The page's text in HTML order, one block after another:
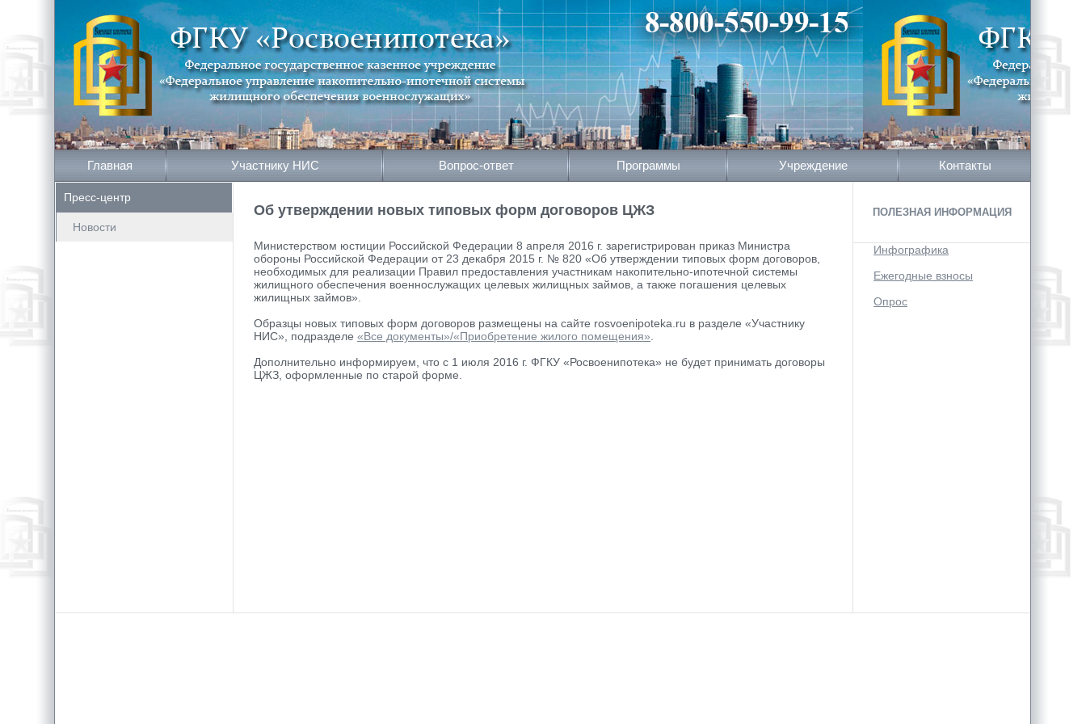
Главная Участнику НИС Вопрос-ответ Программы Учреждение Контакты
Пресс-центр
Новости
Об утверждении новых типовых форм договоров ЦЖЗ
Министерством юстиции Российской Федерации 8 апреля 2016 г. зарегистрирован приказ Министра
обороны Российской Федерации от 23 декабря 2015 г. № 820 «Об утверждении типовых форм договоров,
необходимых для реализации Правил предоставления участникам накопительно-ипотечной системы
жилищного обеспечения военнослужащих целевых жилищных займов, а также погашения целевых
жилищных займов».
Образцы новых типовых форм договоров размещены на сайте rosvoenipoteka.ru в разделе «Участнику
НИС», подразделе «Все документы»/«Приобретение жилого помещения»
Дополнительно информируем, что с 1 июля 2016 г. ФГКУ «Росвоенипотека» не будет принимать договоры
ЦЖЗ, оформленные по старой форме.
ПОЛЕЗНАЯ ИНФОРМАЦИЯ
Инфографика
Ежегодные взносы
Опрос